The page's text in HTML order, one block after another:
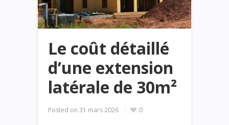
Le coût détaillé
d’une extension
latérale de 30m²
Posted on 31 mars 2026 0